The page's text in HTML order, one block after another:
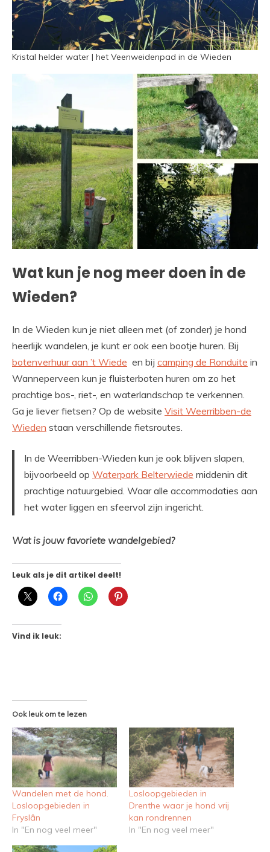
Kristal helder water | het Veenweidenpad in de Wieden
Wat kun je nog meer doen in de
Wieden?
In de Wieden kun je niet alleen met (of zonder) je hond
heerlijk wandelen, je kunt er ook een bootje huren. Bij
botenverhuur aan ’t Wiede en bij camping de Ronduite in
Wanneperveen kun je fluisterboten huren om zo het
prachtige bos-, riet-, en waterlandschap te verkennen.
Ga je liever fietsen? Op de website Visit Weerribben-de
Wieden staan verschillende fietsroutes.
In de Weerribben-Wieden kun je ook blijven slapen,
bijvoorbeeld op Waterpark Belterwiede middenin dit
prachtige natuurgebied. Waar alle accommodaties aan
het water liggen en sfeervol zijn ingericht.
Wat is jouw favoriete wandelgebied?
Leuk als je dit artikel deelt!
Vind ik leuk:
Ook leuk om te lezen
Wandelen met de hond.
Losloopgebieden in
Fryslân
In "En nog veel meer"
Losloopgebieden in
Drenthe waar je hond vrij
kan rondrennen
In "En nog veel meer"